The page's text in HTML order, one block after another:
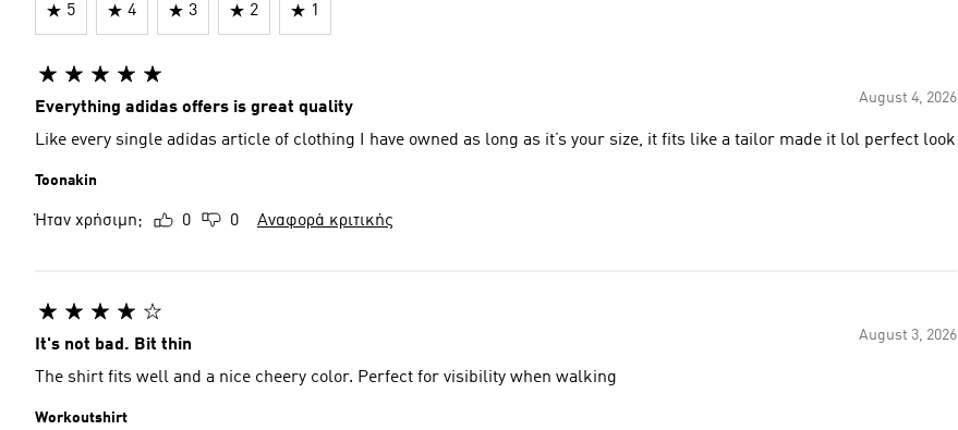
5 4 3 2 1
August 4, 2026
Everything adidas offers is great quality
Like every single adidas article of clothing I have owned as long as it’s your size, it fits like a tailor made it lol perfect look
Toonakin
Ήταν χρήσιμη; 0 0 Αναφορά κριτικής
August 3, 2026
It's not bad. Bit thin
The shirt fits well and a nice cheery color. Perfect for visibility when walking
Workoutshirt